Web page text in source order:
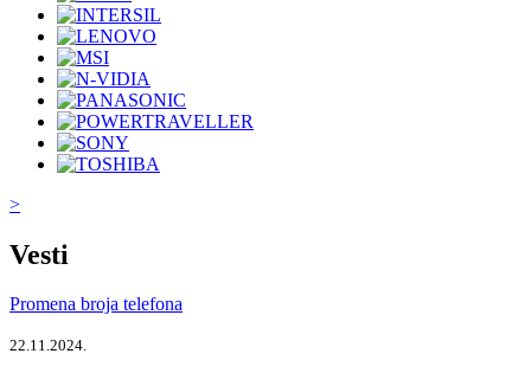
>
Vesti
Promena broja telefona
22.11.2024.